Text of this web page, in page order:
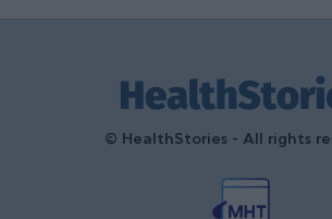
© HealthStories - All rights